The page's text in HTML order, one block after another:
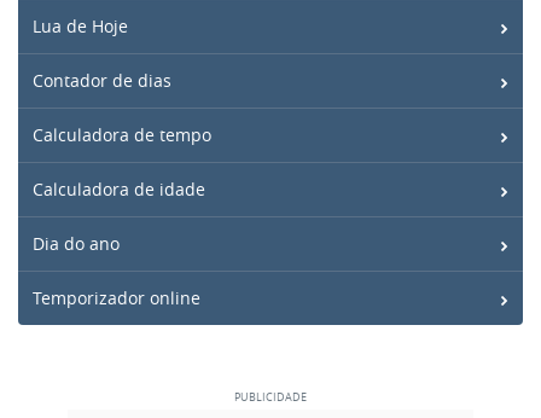
Lua de Hoje
Contador de dias
Calculadora de tempo
Calculadora de idade
Dia do ano
Temporizador online